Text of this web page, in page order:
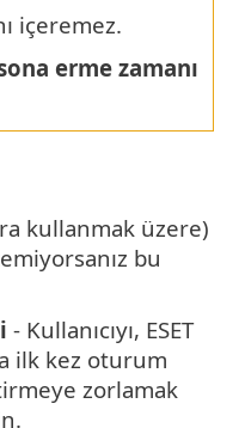
içeremez.
erme zamanı
kullanmak üzere)
bu
- Kullanıcıyı, ESET
ilk kez oturum
zorlamak